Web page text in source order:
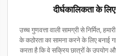
दीर्घकालिकता के
उच्च गुणवत्ता वाली सामग्री से निर्मित,
के कठोरता का सामना करने के लिए बनाई
करता है कि वे सक्रिय छात्रों के उपयोग